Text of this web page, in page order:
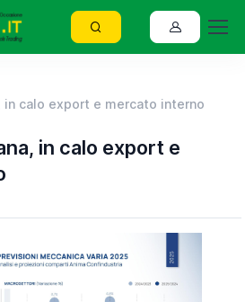
in calo export e mercato interno
in calo export e